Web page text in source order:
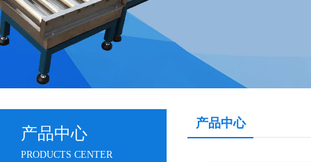
产品中心
PRODUCTS CENTER
产品中心